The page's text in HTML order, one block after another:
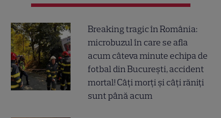
Breaking tragic în România:
microbuzul în care se afla
acum câteva minute echipa de
fotbal din București, accident
mortal! Câți morți și câți răniți
sunt până acum